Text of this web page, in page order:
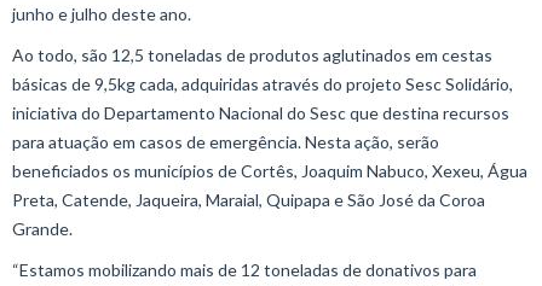
junho e julho deste ano.
Ao todo, são 12,5 toneladas de produtos aglutinados em cestas
básicas de 9,5kg cada, adquiridas através do projeto Sesc Solidário,
iniciativa do Departamento Nacional do Sesc que destina recursos
para atuação em casos de emergência. Nesta ação, serão
beneficiados os municípios de Cortês, Joaquim Nabuco, Xexeu, Água
Preta, Catende, Jaqueira, Maraial, Quipapa e São José da Coroa
Grande.
“Estamos mobilizando mais de 12 toneladas de donativos para